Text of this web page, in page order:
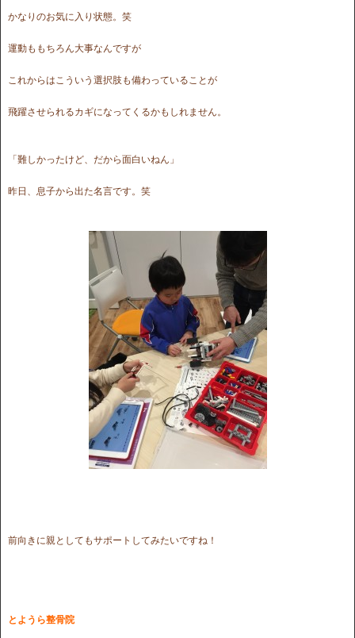
かなりのお気に入り状態。笑
運動ももちろん大事なんですが
これからはこういう選択肢も備わっていることが
飛躍させられるカギになってくるかもしれません。
「難しかったけど、だから面白いねん」
昨日、息子から出た名言です。笑
前向きに親としてもサポートしてみたいですね！
とようら整骨院